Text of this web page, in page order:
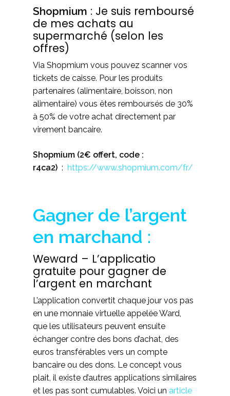
Shopmium : Je suis remboursé
de mes achats au
supermarché (selon les
offres)
Via Shopmium vous pouvez scanner vos
tickets de caisse. Pour les produits
partenaires (alimentaire, boisson, non
alimentaire) vous êtes remboursés de 30%
à 50% de votre achat directement par
virement bancaire.
Shopmium (2€ offert, code :
r4ca2) : https://www.shopmium.com/fr/
Gagner de l’argent
en marchand :
Weward – L’applicatio
gratuite pour gagner de
l’argent en marchant
L’application convertit chaque jour vos pas
en une monnaie virtuelle appelée Ward,
que les utilisateurs peuvent ensuite
échanger contre des bons d’achat, des
euros transférables vers un compte
bancaire ou des dons. Le concept vous
plait, il existe d’autres applications similaires
et les pas sont cumulables. Voici un article